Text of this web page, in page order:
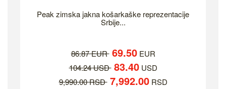
Peak zimska jakna košarkaške reprezentacije
Srbije...
86.87 EUR 69.50EUR
104.24 USD 83.40USD
9,990.00 RSD 7,992.00RSD